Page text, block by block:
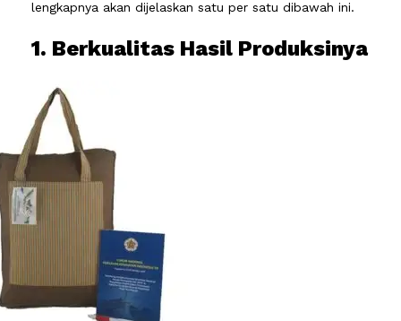
lengkapnya akan dijelaskan satu per satu dibawah ini.
1. Berkualitas Hasil Produksinya